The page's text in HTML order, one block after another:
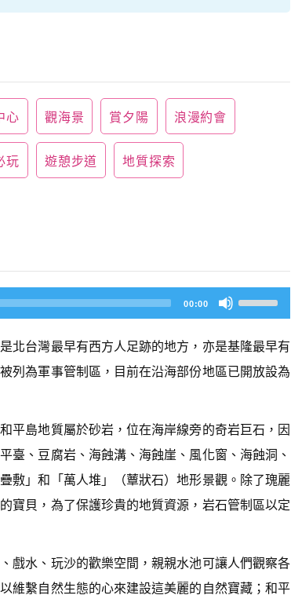
心 觀海景 賞夕陽 浪漫約會
玩 遊憩步道 地質探索
00:00
s
e
p/
D
o
r
r
o
w
e
o
n
北台灣最早有西方人足跡的地方，亦是基隆最早有
列為軍事管制區，目前在沿海部份地區已開放設為
平島地質屬於砂岩，位在海岸線旁的奇岩巨石，因
臺、豆腐岩、海蝕溝、海蝕崖、風化窗、海蝕洞、
敷」和「萬人堆」（蕈狀石）地形景觀。除了瑰麗
寶貝，為了保護珍貴的地質資源，岩石管制區以定
戲水、玩沙的歡樂空間，親親水池可讓人們觀察各
維繫自然生態的心來建設這美麗的自然寶藏；和平